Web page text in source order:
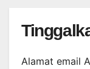
Alamat email